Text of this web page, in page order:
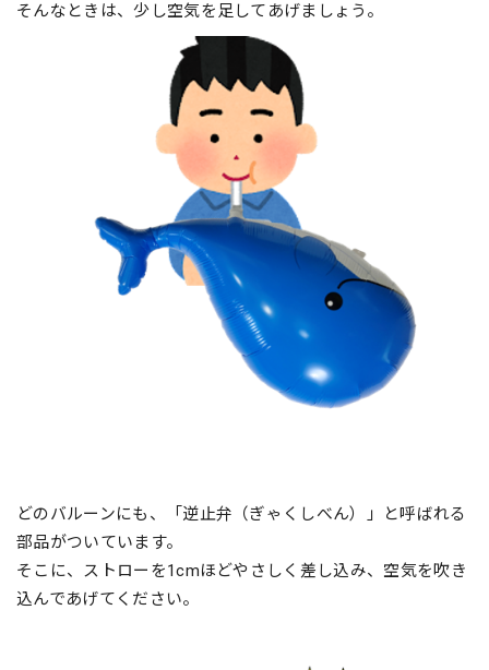
そんなときは、少し空気を足してあげましょう。
どのバルーンにも、「逆止弁（ぎゃくしべん）」と呼ばれる
部品がついています。
そこに、ストローを1cmほどやさしく差し込み、空気を吹き
込んであげてください。